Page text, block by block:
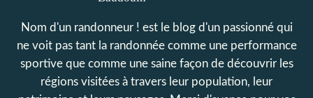
Nom d'un randonneur ! est le blog d'un passionné qui
ne voit pas tant la randonnée comme une performance
sportive que comme une saine façon de découvrir les
régions visitées à travers leur population, leur